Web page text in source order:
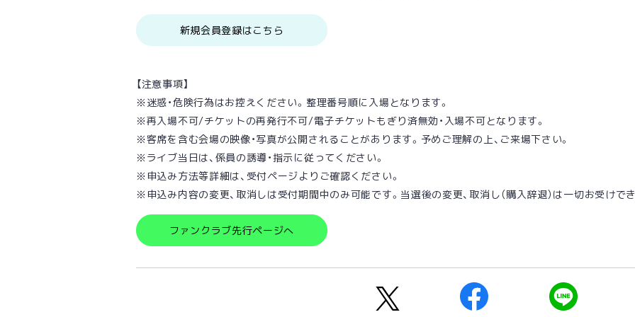
新規会員登録はこちら
【注意事項】
※迷惑・危険⾏為はお控えください。整理番号順に⼊場となります。
※再⼊場不可/チケットの再発⾏不可/電⼦チケットもぎり済無効・⼊場不可となります。
※客席を含む会場の映像・写真が公開されることがあります。予めご理解の上、ご来場下さい。
※ライブ当⽇は、係員の誘導・指⽰に従ってください。
※申込み方法等詳細は、受付ページよりご確認ください。
※申込み内容の変更、取消しは受付期間中のみ可能です。当選後の変更、取消し（購入辞退）は一切お受けで
ファンクラブ先行ページへ